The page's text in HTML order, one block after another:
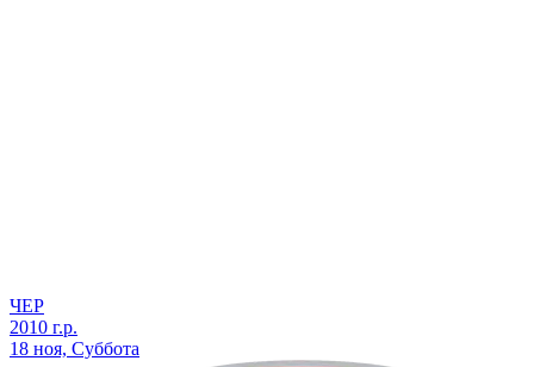
ЧЕР
2010 г.р.
18 ноя, Суббота